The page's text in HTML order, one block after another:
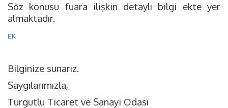
Söz konusu fuara ilişkin detaylı bilgi ekte yer
almaktadır.
EK
Bilginize sunarız.
Saygılarımızla,
Turgutlu Ticaret ve Sanayi Odası